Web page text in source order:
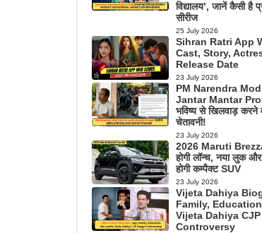
विद्यालय’, जानें कैसी है
सीरीज
25 July 2026
Sihran Ratri App
Cast, Story,
Release Date
23 July 2026
PM Narendra
Jantar Mantar
भविष्य से खिलवाड़ करने
चेतावनी!
23 July 2026
2026 Maruti
होगी लॉन्च, नया लुक
होगी कम्पैक्ट SUV
23 July 2026
Vijeta Dahiya
Family,
Vijeta Dahiya
Controversy